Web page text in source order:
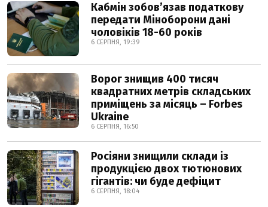
Кабмін зобовʼязав податкову
передати Міноборони дані
чоловіків 18-60 років
6 СЕРПНЯ, 19:39
Ворог знищив 400 тисяч
квадратних метрів складських
приміщень за місяць – Forbes
Ukraine
6 СЕРПНЯ, 16:50
Росіяни знищили склади із
продукцією двох тютюнових
гігантів: чи буде дефіцит
6 СЕРПНЯ, 18:04